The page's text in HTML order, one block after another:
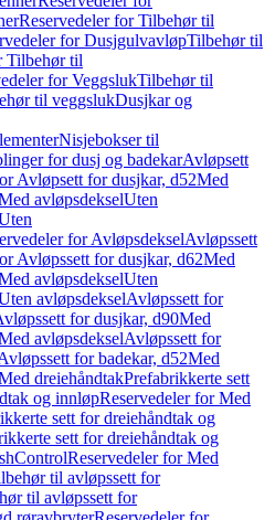
Reservedeler for Tilbehør til
for DusjgulvavløpTilbehør til
Tilbehør til
for VeggslukTilbehør til
til veggslukDusjkar og
Nisjebokser til
for dusj og badekarAvløpsett
Avløpsett for dusjkar, d52Med
avløpsdekselUten
for AvløpsdekselAvløpssett
Avløpssett for dusjkar, d62Med
avløpsdekselUten
avløpsdekselAvløpssett for
for dusjkar, d90Med
avløpsdekselAvløpssett for
for badekar, d52Med
dreiehåndtakPrefabrikkerte sett
og innløpReservedeler for Med
sett for dreiehåndtak og
sett for dreiehåndtak og
Reservedeler for Med
til avløpssett for
til avløpssett for